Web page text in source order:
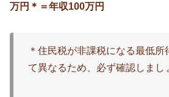
万円＊＝年収100万円
＊住民税が非課税になる最低所
て異なるため、必ず確認しまし